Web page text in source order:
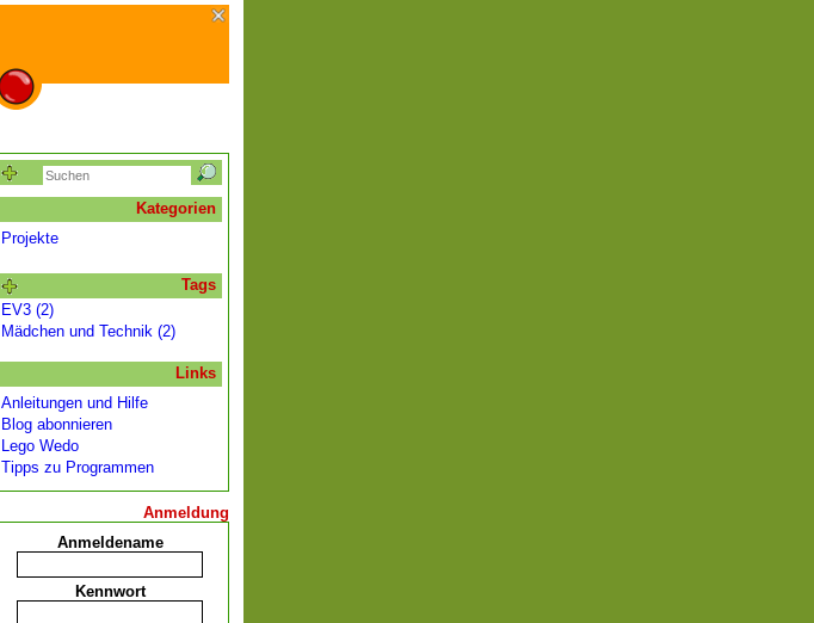
Kategorien
Projekte
Tags
EV3 (2)
Mädchen und Technik (2)
Links
Anleitungen und Hilfe
Blog abonnieren
Lego Wedo
Tipps zu Programmen
Anmeldung
Anmeldename
Kennwort